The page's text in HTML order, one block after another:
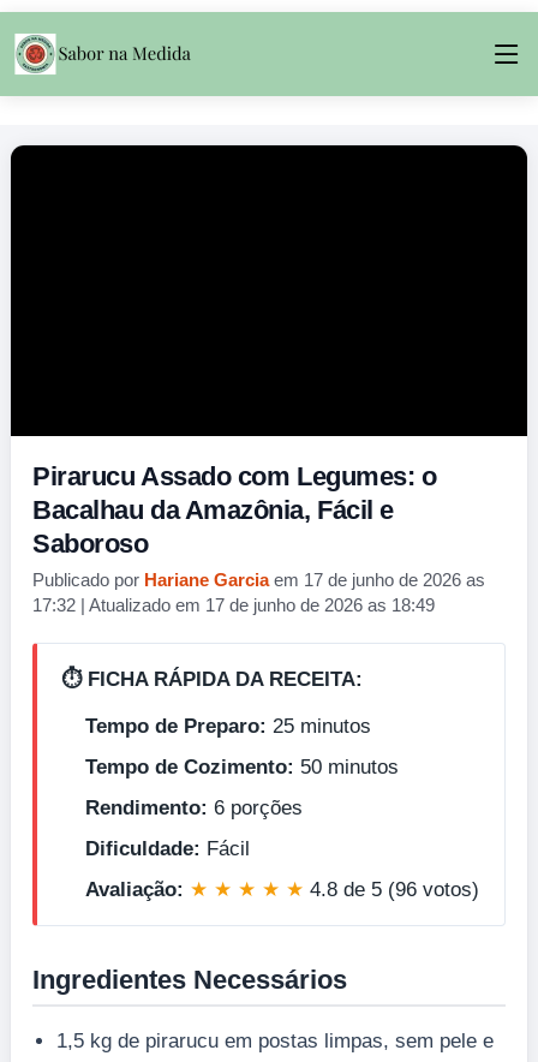
Pirarucu Assado com Legumes: o
Bacalhau da Amazônia, Fácil e
Saboroso
Publicado por Hariane Garciaem 17 de junho de 2026 as
17:32 | Atualizado em 17 de junho de 2026 as 18:49
⏱️ FICHA RÁPIDA DA RECEITA:
Tempo de Preparo: 25 minutos
Tempo de Cozimento: 50 minutos
Rendimento: 6 porções
Dificuldade: Fácil
Avaliação: ★ ★ ★ ★ ★ 4.8 de 5 (96 votos)
Ingredientes Necessários
1,5 kg de pirarucu em postas limpas, sem pele e